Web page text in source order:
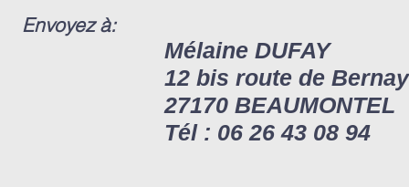
Envoyez à:
Mélaine DUFAY
12 bis route de Bernay
27170 BEAUMONTEL
Tél : 06 26 43 08 94